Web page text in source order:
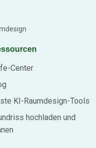
Center
KI-Raumdesign-Tools
hochladen und